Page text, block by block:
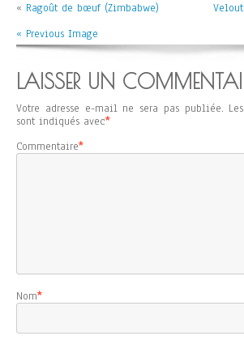
« Ragoût de bœuf (Zimbabwe)
« Previous Image
LAISSER UN
Votre adresse e-mail ne sera pas publiée.
sont indiqués avec*
Commentaire*
Nom*